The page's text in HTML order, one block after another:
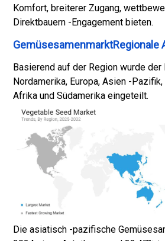
Komfort, breiterer Zugang,
Direktbauern -Engagement bieten.
GemüsesamenmarktRegionale
Basierend auf der Region wurde der
Nordamerika, Europa, Asien -
Afrika und Südamerika eingeteilt.
Die asiatisch -pazifische